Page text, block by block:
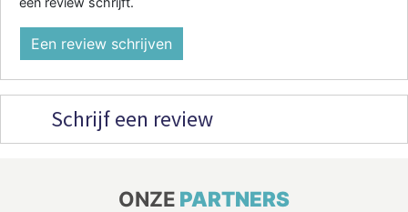
Een review schrijven
Schrijf een review
ONZE PARTNERS